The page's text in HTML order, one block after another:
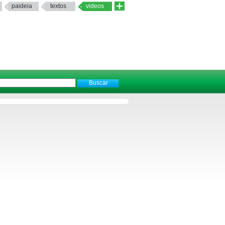
paideia textos videos